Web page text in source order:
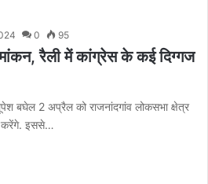
0 95
रैली में कांग्रेस के कई दिग्गज
बघेल 2 अप्रैल को राजनांदगांव लोकसभा क्षेत्र
करेंगे. इससे…